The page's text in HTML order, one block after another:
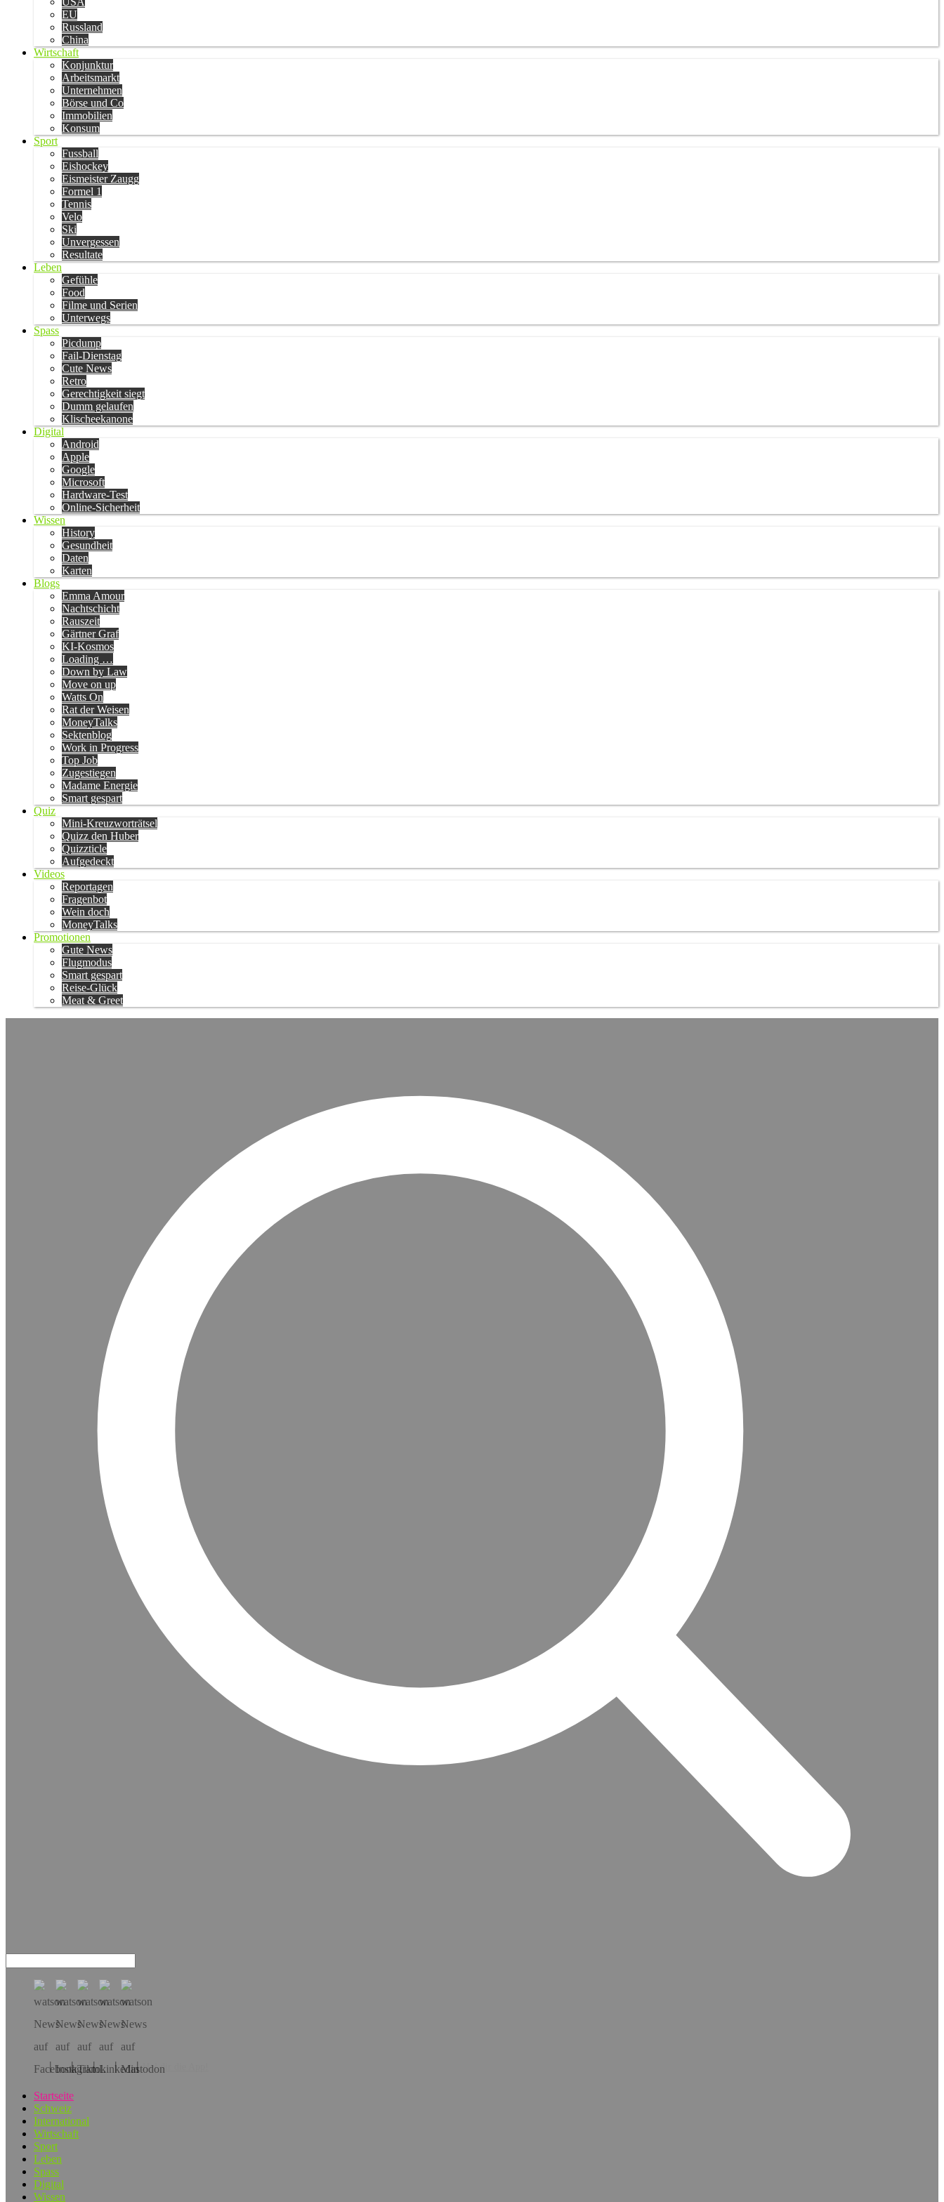
EU
Russland
China
Wirtschaft
Konjunktur
Arbeitsmarkt
Unternehmen
Börse und Co
Immobilien
Konsum
Sport
Fussball
Eishockey
Eismeister Zaugg
Formel 1
Tennis
Velo
Ski
Unvergessen
Resultate
Leben
Gefühle
Food
Filme und Serien
Unterwegs
Spass
Picdump
Fail-Dienstag
Cute News
Retro
Gerechtigkeit siegt
Dumm gelaufen
Klischeekanone
Digital
Android
Apple
Google
Microsoft
Hardware-Test
Online-Sicherheit
Wissen
History
Gesundheit
Daten
Karten
Blogs
Emma Amour
Nachtschicht
Rauszeit
Gärtner Graf
KI-Kosmos
Loading …
Down by Law
Move on up
Watts On
Rat der Weisen
MoneyTalks
Sektenblog
Work in Progress
Top Job
Zugestiegen
Madame Energie
Smart gespart
Quiz
Mini-Kreuzworträtsel
Quizz den Huber
Quizzticle
Aufgedeckt
Videos
Reportagen
Fragenbot
Wein doch
MoneyTalks
Promotionen
Gute News
Flugmodus
Smart gespart
Reise-Glück
Meat & Greet
Hol dir die App!
Startseite
Schweiz
International
Wirtschaft
Sport
Leben
Spass
Digital
Wissen